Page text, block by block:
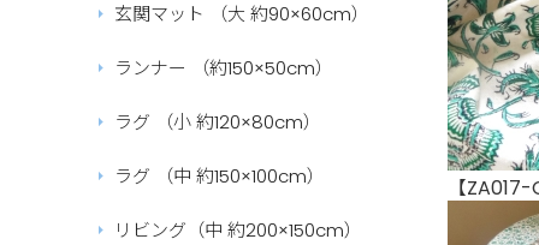
【
玄関マット （大 約90×60cm）
ランナー （約150×50cm）
ラグ （小 約120×80cm）
ラグ （中 約150×100cm）
リビング（中 約200×150cm）